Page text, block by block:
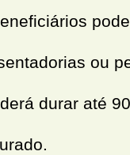
ou
durar até